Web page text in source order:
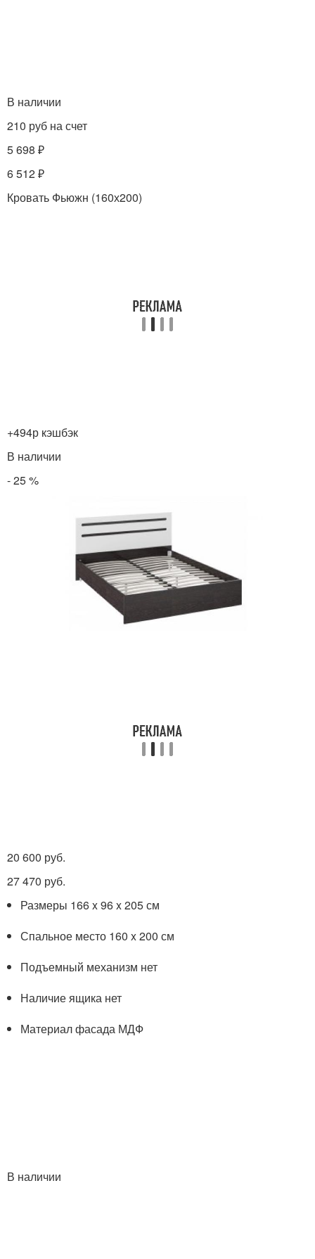
В наличии
210 руб на счет
5 698 ₽
6 512 ₽
Кровать Фьюжн (160х200)
+494р кэшбэк
В наличии
- 25 %
20 600 руб.
27 470 руб.
Размеры 166 x 96 x 205 см
Спальное место 160 x 200 см
Подъемный механизм нет
Наличие ящика нет
Материал фасада МДФ
В наличии